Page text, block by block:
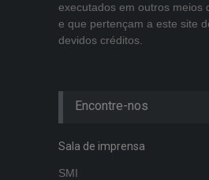
executados em outros meios
e que pertençam a este site
devidos créditos.
Encontre-nos
Sala de imprensa
SMI